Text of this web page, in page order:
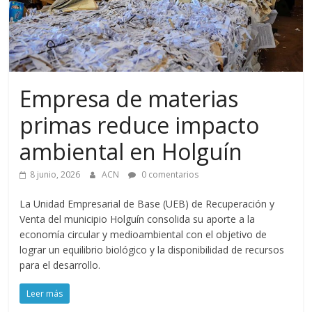
Empresa de materias
primas reduce impacto
ambiental en Holguín
8 junio, 2026 ACN 0 comentarios
La Unidad Empresarial de Base (UEB) de Recuperación y
Venta del municipio Holguín consolida su aporte a la
economía circular y medioambiental con el objetivo de
lograr un equilibrio biológico y la disponibilidad de recursos
para el desarrollo.
Leer más